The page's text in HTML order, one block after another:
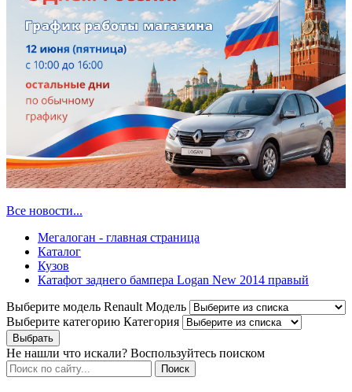
Все новости...
Мегалоган - главная страница
Каталог
Кузов
Катафот заднего бампера Logan New 2014 правый
Выберите модель Renault Модель
Выберите категорию Категория
Не нашли что искали? Воспользуйтесь поиском